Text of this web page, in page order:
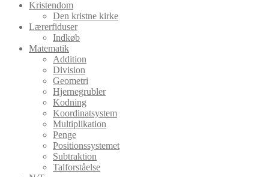
Kristendom
Den kristne kirke
Lærerfiduser
Indkøb
Matematik
Addition
Division
Geometri
Hjernegrubler
Kodning
Koordinatsystem
Multiplikation
Penge
Positionssystemet
Subtraktion
Talforståelse